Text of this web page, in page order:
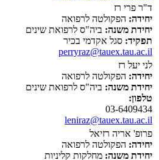
ד"ר פרי רז
יחידה: הפקולטה לרפואה
יחידת משנה: ביה"ס לרפואת שינים
תפקיד: סגל אקדמי בכיר
perryraz@tauex.tau.ac.il
לני יעל רז
יחידה: הפקולטה לרפואה
יחידת משנה: ביה"ס לרפואת שינים
טלפון:
03-6409434
leniraz@tauex.tau.ac.il
פרופ' אריה רזיאל
יחידה: הפקולטה לרפואה
יחידת משנה: מחלקות קליניות